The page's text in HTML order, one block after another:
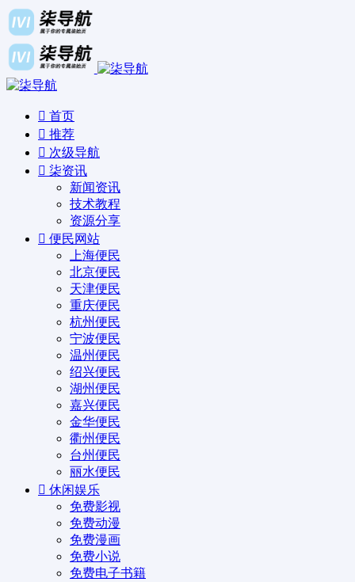
首页
推荐
次级导航
柒资讯
新闻资讯
技术教程
资源分享
便民网站
上海便民
北京便民
天津便民
重庆便民
杭州便民
宁波便民
温州便民
绍兴便民
湖州便民
嘉兴便民
金华便民
衢州便民
台州便民
丽水便民
休闲娱乐
免费影视
免费动漫
免费漫画
免费小说
免费电子书籍